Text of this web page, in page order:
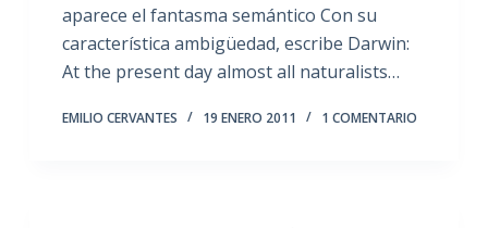
aparece el fantasma semántico Con su
característica ambigüedad, escribe Darwin:
At the present day almost all naturalists…
EMILIO CERVANTES 19 ENERO 2011 1 COMENTARIO